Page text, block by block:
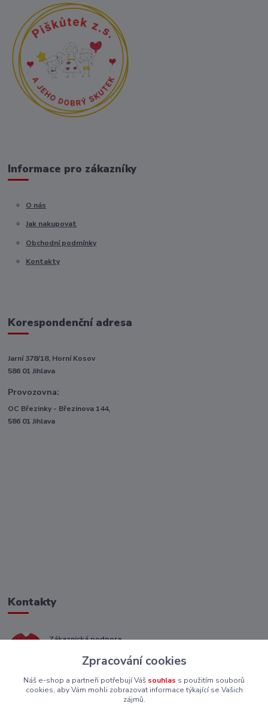
Informace pro zákazníky
O nás
Jak nakupovat
Obchodní podmínky
Kontakty
Korespondenční adresa
Jarní 378/18, Horní Kosov
586 01 Jihlava
Provozovna:
OC Březinky - Březinova 144,
586 01 Jihlava
Kontakty
Zákaznická podpora
(Po-Pá, 8-16 hod.)
eshop@piskutekzs.cz
Zpracování cookies
Náš e-shop a partneři potřebují Váš souhlas s použitím souborů
cookies, aby Vám mohli zobrazovat informace týkající se Vašich
zájmů.